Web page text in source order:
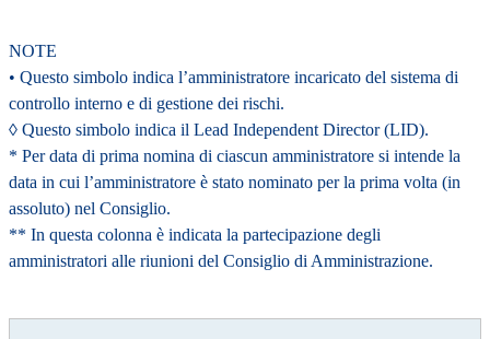
NOTE
• Questo simbolo indica l’amministratore incaricato del sistema di
controllo interno e di gestione dei rischi.
◊ Questo simbolo indica il Lead Independent Director (LID).
* Per data di prima nomina di ciascun amministratore si intende la
data in cui l’amministratore è stato nominato per la prima volta (in
assoluto) nel Consiglio.
** In questa colonna è indicata la partecipazione degli
amministratori alle riunioni del Consiglio di Amministrazione.